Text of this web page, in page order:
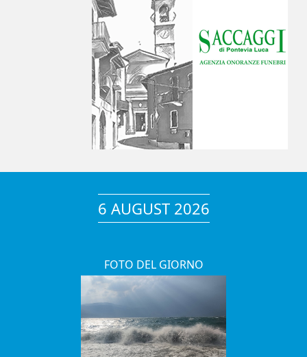
6 AUGUST 2026
FOTO DEL GIORNO